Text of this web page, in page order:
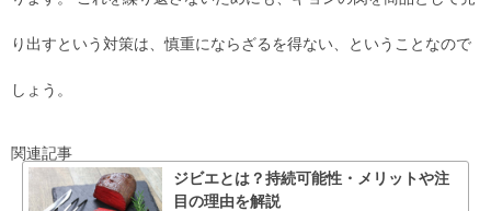
り出すという対策は、慎重にならざるを得ない、ということなので
しょう。
関連記事
ジビエとは？持続可能性・メリットや注
目の理由を解説